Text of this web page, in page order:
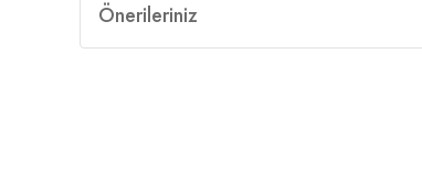
Önerileriniz